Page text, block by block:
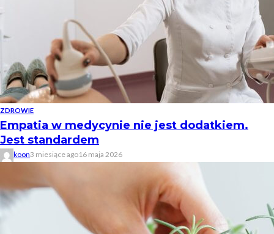
ZDROWIE
Empatia w medycynie nie jest dodatkiem.
Jest standardem
koon3 miesiące ago16 maja 2026